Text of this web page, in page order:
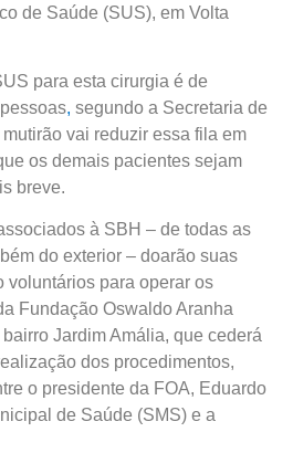
de Saúde (SUS), em Volta
para esta cirurgia é de
, segundo a Secretaria de
vai reduzir essa fila em
os demais pacientes sejam
breve.
à SBH – de todas as
do exterior – doarão suas
voluntários para operar os
Fundação Oswaldo Aranha
Jardim Amália, que cederá
dos procedimentos,
o presidente da FOA, Eduardo
de Saúde (SMS) e a